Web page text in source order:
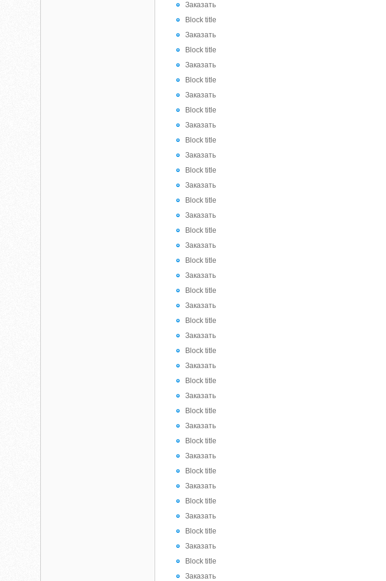
Заказать
Block title
Заказать
Block title
Заказать
Block title
Заказать
Block title
Заказать
Block title
Заказать
Block title
Заказать
Block title
Заказать
Block title
Заказать
Block title
Заказать
Block title
Заказать
Block title
Заказать
Block title
Заказать
Block title
Заказать
Block title
Заказать
Block title
Заказать
Block title
Заказать
Block title
Заказать
Block title
Заказать
Block title
Заказать